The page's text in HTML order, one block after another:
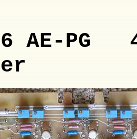
AE-PG